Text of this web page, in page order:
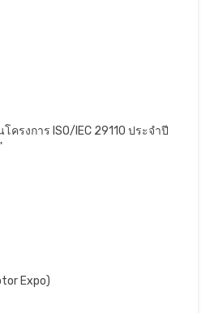
รงการ ISO/IEC 29110 ประจำปี
Expo)